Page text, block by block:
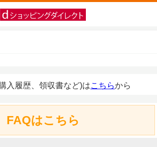
入履歴、領収書など)はこちらから
FAQはこちら